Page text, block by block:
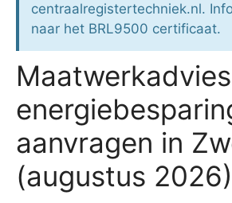
centraalregistertechniek.nl.
naar het BRL9500 certificaat.
Maatwerkadvies
aanvragen in
(augustus 2026)